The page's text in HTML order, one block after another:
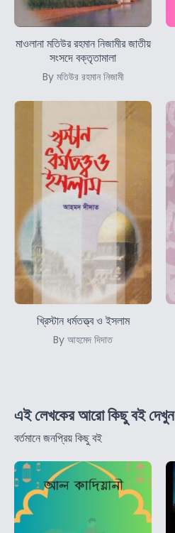
মাওলানা মতিউর রহমান নিজামীর জাতীয়
সংসদে বক্তৃতামালা
By মতিউর রহমান নিজামী
খ্রিস্টান ধর্মতত্ত্ব ও ইসলাম
By আহমেদ দিদাত
এই লেখকের আরো কিছু বই দেখুন
বর্তমানে জনপ্রিয় কিছু বই